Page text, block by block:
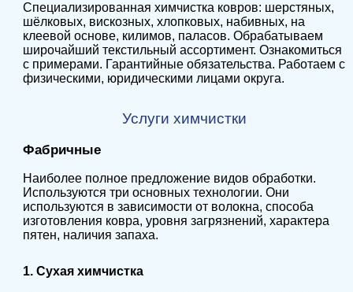
Специализированная химчистка ковров: шерстяных,
шёлковых, вискозных, хлопковых, набивных, на
клеевой основе, килимов, паласов. Обрабатываем
широчайший текстильный ассортимент. Ознакомиться
с примерами. Гарантийные обязательства. Работаем с
физическими, юридическими лицами округа.
Услуги химчистки
Фабричные
Наиболее полное предложение видов обработки.
Используются три основных технологии. Они
используются в зависимости от волокна, способа
изготовления ковра, уровня загрязнений, характера
пятен, наличия запаха.
1. Сухая химчистка